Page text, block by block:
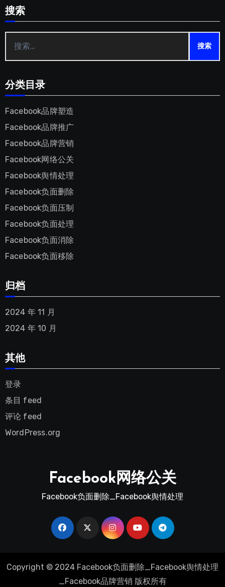
搜索
索：
分类目录
Facebook品牌塑造
Facebook品牌推广
Facebook品牌营销
Facebook网络公关
Facebook舆情处理
Facebook负面删除
Facebook负面压制
Facebook负面处理
Facebook负面消除
Facebook负面移除
归档
2024 年 11 月
2024 年 10 月
其他
登录
条目 feed
评论 feed
WordPress.org
Facebook网络公关
Facebook负面删除_Facebook舆情处理
Copyright © 2024 Facebook负面删除_Facebook舆情处理
_Facebook品牌营销 版权所有